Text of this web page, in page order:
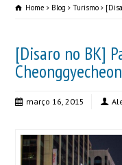
Home Blog Turismo
[Disaro no BK]
Cheonggyecheon
março 16, 2015